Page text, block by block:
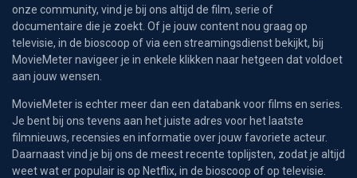
onze community, vind je bij ons altijd de film, serie of
documentaire die je zoekt. Of je jouw content nou graag op
televisie, in de bioscoop of via een streamingsdienst bekijkt, bij
MovieMeter navigeer je in enkele klikken naar hetgeen dat voldoet
aan jouw wensen.
MovieMeter is echter meer dan een databank voor films en series.
Je bent bij ons tevens aan het juiste adres voor het laatste
filmnieuws, recensies en informatie over jouw favoriete acteur.
Daarnaast vind je bij ons de meest recente toplijsten, zodat je altijd
weet wat er populair is op Netflix, in de bioscoop of op televisie.